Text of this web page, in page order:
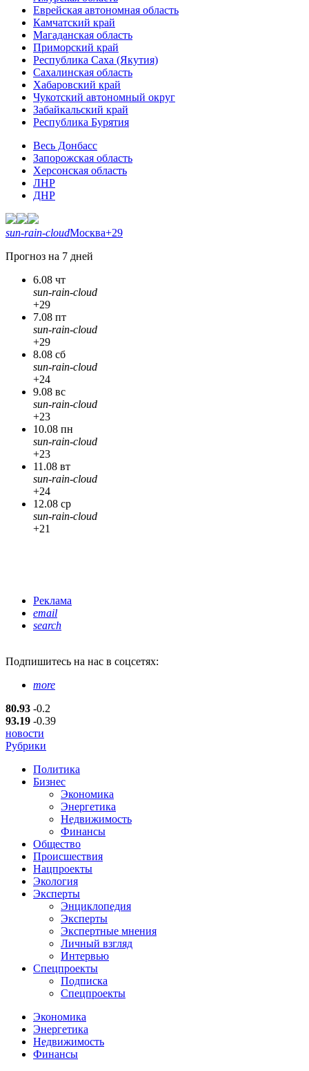
Еврейская автономная область
Камчатский край
Магаданская область
Приморский край
Республика Саха (Якутия)
Сахалинская область
Хабаровский край
Чукотский автономный округ
Забайкальский край
Республика Бурятия
Весь Донбасс
Запорожская область
Херсонская область
ЛНР
ДНР
sun-rain-cloudМосква+29
Прогноз на 7 дней
6.08 чт
sun-rain-cloud
+29
7.08 пт
sun-rain-cloud
+29
8.08 сб
sun-rain-cloud
+24
9.08 вс
sun-rain-cloud
+23
10.08 пн
sun-rain-cloud
+23
11.08 вт
sun-rain-cloud
+24
12.08 ср
sun-rain-cloud
+21
Реклама
email
search
Подпишитесь на нас в соцсетях:
more
80.93 -0.2
93.19 -0.39
новости
Рубрики
Политика
Бизнес
Экономика
Энергетика
Недвижимость
Финансы
Общество
Происшествия
Нацпроекты
Экология
Эксперты
Энциклопедия
Эксперты
Экспертные мнения
Личный взгляд
Интервью
Спецпроекты
Подписка
Спецпроекты
Экономика
Энергетика
Недвижимость
Финансы